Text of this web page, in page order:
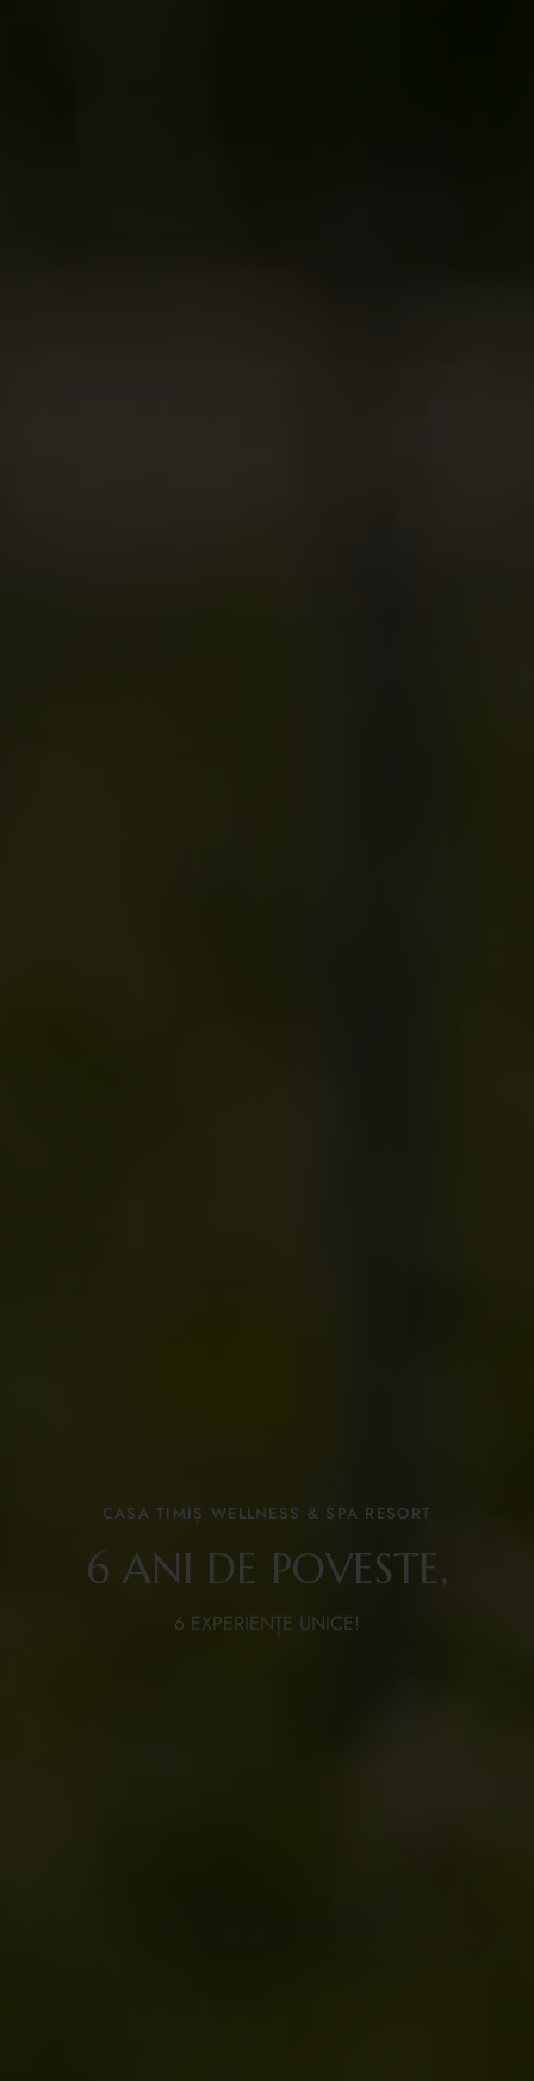
CASA TIMIȘ WELLNESS & SPA RESORT
6 ANI DE POVESTE,
6 EXPERIENȚE UNICE!